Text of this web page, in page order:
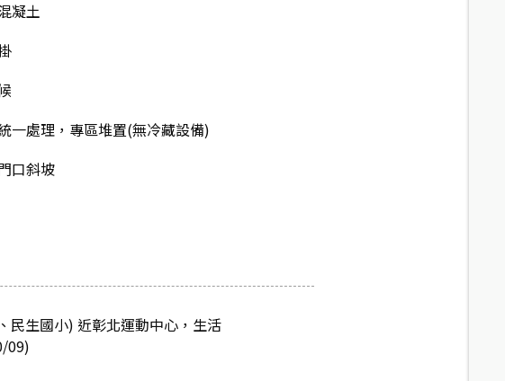
凝土
一處理，專區堆置(無冷藏設備)
口斜坡
民生國小) 近彰北運動中心，生活
09)